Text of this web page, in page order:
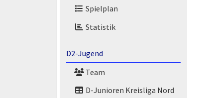
Spielplan
Statistik
D2-Jugend
Team
D-Junioren Kreisliga Nord